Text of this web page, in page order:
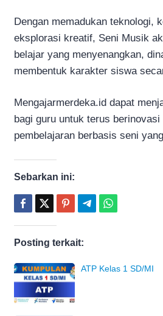
Dengan memadukan teknologi,
eksplorasi kreatif, Seni Musik
belajar yang menyenangkan,
membentuk karakter siswa
Mengajarmerdeka.id dapat
bagi guru untuk terus
pembelajaran berbasis seni
Sebarkan ini:
Posting terkait:
ATP Kelas 1 SD/MI